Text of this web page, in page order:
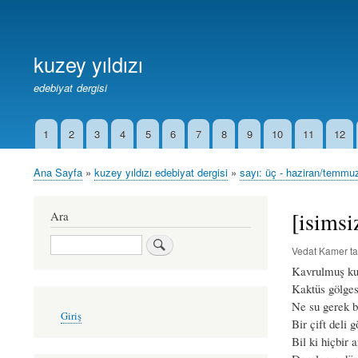
kuzey yıldızı
edebiyat dergisi
İkincil1 2 3 4 5 6 7 8 9 10 11 12
Sayfa
Ana Sayfa kuzey yıldızı edebiyat dergisi sayı: üç - haziran/
Vedat Kamer
Kavrulmuş
Kaktüs
Ne su gerek
Bir çift deli
Bil ki hiçbir
Ara
Ara
account
Giriş